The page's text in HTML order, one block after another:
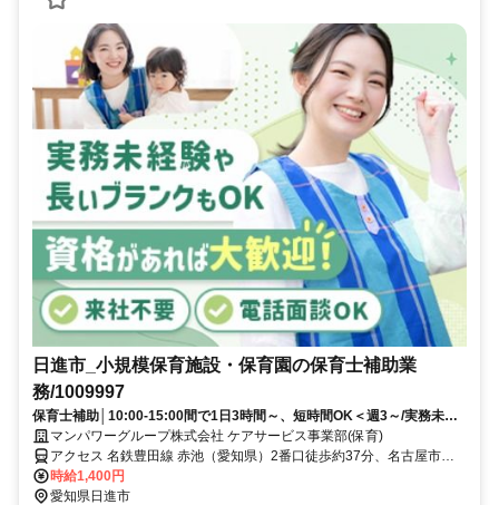
日進市_小規模保育施設・保育園の保育士補助業
務/1009997
保育士補助│10:00-15:00間で1日3時間～、短時間OK＜週3～/実務未経
験OK＞日払いOK
マンパワーグループ株式会社 ケアサービス事業部(保育)
アクセス 名鉄豊田線 赤池（愛知県）2番口徒歩約37分、名古屋市営
鶴舞線 赤池（愛知県）2番口徒歩約37分、名古屋市営鶴舞線 平針1番
口徒歩約38分 車・バイク通勤OK(派遣先による)
時給1,400円
愛知県日進市